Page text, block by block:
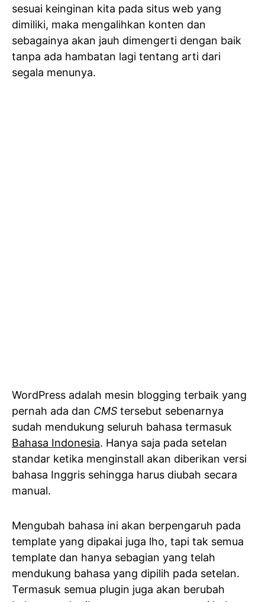
sesuai keinginan kita pada situs web yang
dimiliki, maka mengalihkan konten dan
sebagainya akan jauh dimengerti dengan baik
tanpa ada hambatan lagi tentang arti dari
segala menunya.
WordPress adalah mesin blogging terbaik yang
pernah ada dan CMS tersebut sebenarnya
sudah mendukung seluruh bahasa termasuk
Bahasa Indonesia. Hanya saja pada setelan
standar ketika menginstall akan diberikan versi
bahasa Inggris sehingga harus diubah secara
manual.
Mengubah bahasa ini akan berpengaruh pada
template yang dipakai juga lho, tapi tak semua
template dan hanya sebagian yang telah
mendukung bahasa yang dipilih pada setelan.
Termasuk semua plugin juga akan berubah